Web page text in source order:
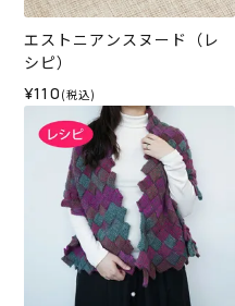
エストニアンスヌード（レ
シピ）
¥110 (税込)